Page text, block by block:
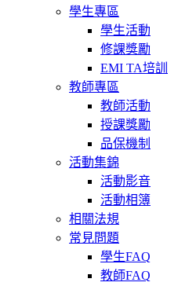
學生專區
學生活動
修課獎勵
EMI TA培訓
教師專區
教師活動
授課獎勵
品保機制
活動集錦
活動影音
活動相簿
相關法規
常見問題
學生FAQ
教師FAQ